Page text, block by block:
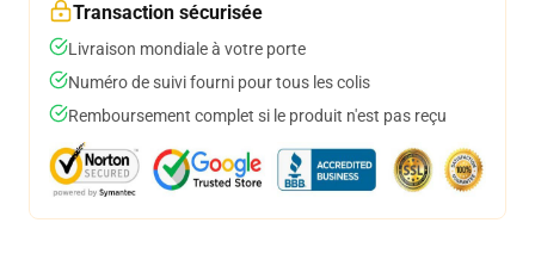
Transaction sécurisée
Livraison mondiale à votre porte
Numéro de suivi fourni pour tous les colis
Remboursement complet si le produit n'est pas reçu